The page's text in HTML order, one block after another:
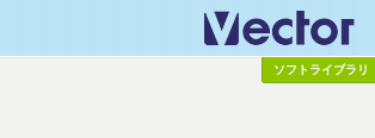
ソフトライブラリ